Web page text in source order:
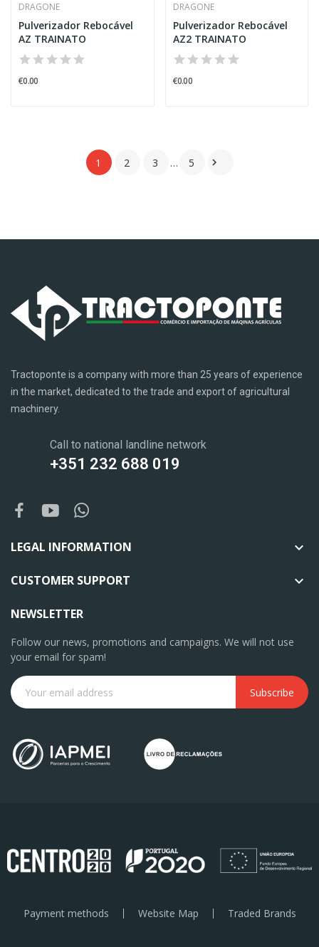
DRAGONE
Pulverizador Rebocável
AZ TRAINATO
€0.00
DRAGONE
Pulverizador Rebocável
AZ2 TRAINATO
€0.00
1 2 3 … 5 
Tractoponte is a company with more than 25 years of experience
in the market, dedicated to the trade and export of agricultural
machinery.
Call to national landline network
+351 232 688 019
LEGAL INFORMATION 
CUSTOMER SUPPORT 
NEWSLETTER
Follow our news, promotions and campaigns. We will not use
your email for spam!
Subscribe
Payment methods Website Map Traded Brands